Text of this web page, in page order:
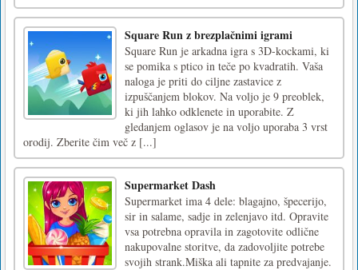
Square Run z brezplačnimi igrami
Square Run je arkadna igra s 3D-kockami, ki
se pomika s ptico in teče po kvadratih. Vaša
naloga je priti do ciljne zastavice z
izpuščanjem blokov. Na voljo je 9 preoblek,
ki jih lahko odklenete in uporabite. Z
gledanjem oglasov je na voljo uporaba 3 vrst
orodij. Zberite čim več z [...]
Supermarket Dash
Supermarket ima 4 dele: blagajno, špecerijo,
sir in salame, sadje in zelenjavo itd. Opravite
vsa potrebna opravila in zagotovite odlične
nakupovalne storitve, da zadovoljite potrebe
svojih strank.Miška ali tapnite za predvajanje.